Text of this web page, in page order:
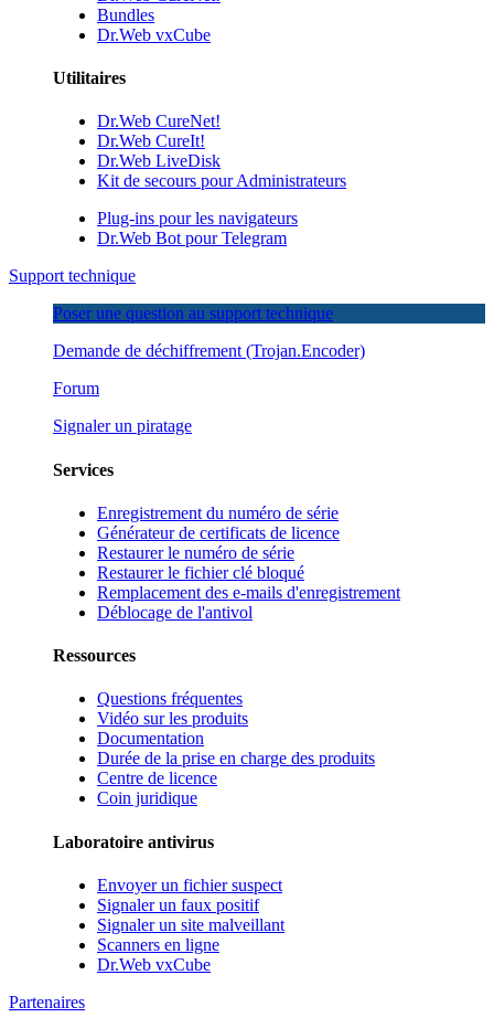
Bundles
Dr.Web vxCube
Utilitaires
Dr.Web CureNet!
Dr.Web CureIt!
Dr.Web LiveDisk
Kit de secours pour Administrateurs
Plug-ins pour les navigateurs
Dr.Web Bot pour Telegram
Support technique
Poser une question au support technique
Demande de déchiffrement (Trojan.Encoder)
Forum
Signaler un piratage
Services
Enregistrement du numéro de série
Générateur de certificats de licence
Restaurer le numéro de série
Restaurer le fichier clé bloqué
Remplacement des e-mails d'enregistrement
Déblocage de l'antivol
Ressources
Questions fréquentes
Vidéo sur les produits
Documentation
Durée de la prise en charge des produits
Centre de licence
Coin juridique
Laboratoire antivirus
Envoyer un fichier suspect
Signaler un faux positif
Signaler un site malveillant
Scanners en ligne
Dr.Web vxCube
Partenaires